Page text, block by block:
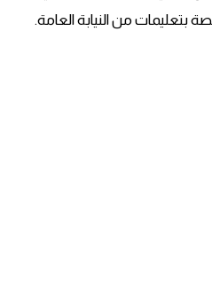
بتعليمات من النيابة العامة.